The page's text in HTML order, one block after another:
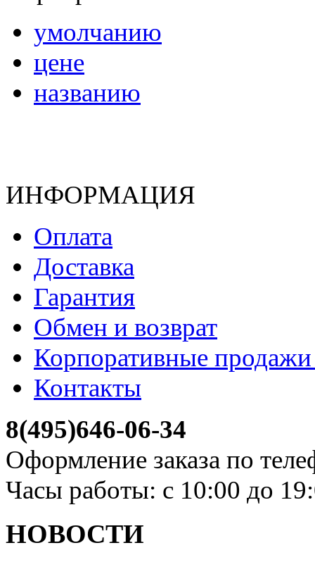
умолчанию
цене
названию
ИНФОРМАЦИЯ
Оплата
Доставка
Гарантия
Обмен и возврат
Корпоративные
Контакты
8(495)646-06-34
Оформление заказа по
Часы работы: с 10:00 до
НОВОСТИ